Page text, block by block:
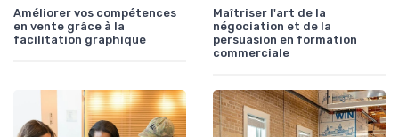
Améliorer vos compétences
en vente grâce à la
facilitation graphique
Maîtriser l'art de la
négociation et de la
persuasion en formation
commerciale